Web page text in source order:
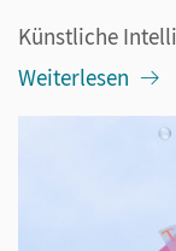
Weiterlesen